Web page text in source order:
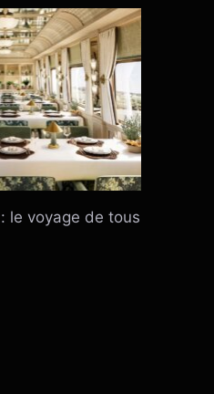
le voyage de tous